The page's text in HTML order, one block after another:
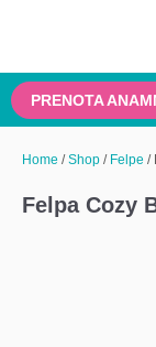
PRENOTA
Home /Shop / Felpe /
Felpa Cozy